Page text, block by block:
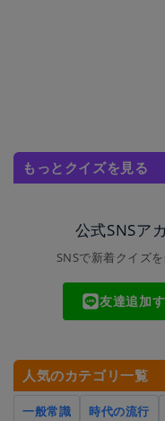
もっとクイズを見る
公式SNSア
SNSで新着クイズ
友達追加
人気のカテゴリ一覧
一般常識 時代の流行